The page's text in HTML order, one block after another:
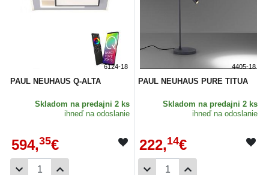
6124-18
PAUL NEUHAUS Q-ALTA
Skladom na predajni 2 ks
ihneď na odoslanie
594,35€
4405-18
PAUL NEUHAUS PURE TITUA
Skladom na predajni 2 ks
ihneď na odoslanie
222,14€